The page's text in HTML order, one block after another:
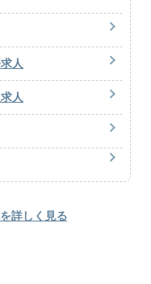
人
人
詳しく見る